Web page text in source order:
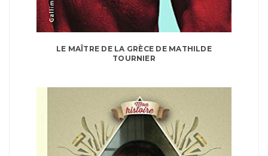
LE MAÎTRE DE LA GRÈCE DE MATHILDE
TOURNIER